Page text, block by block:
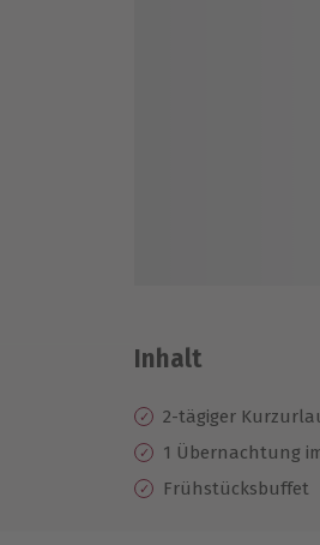
Inhalt
2-tägiger
1 Übernachtung
Frühstücksbuffet